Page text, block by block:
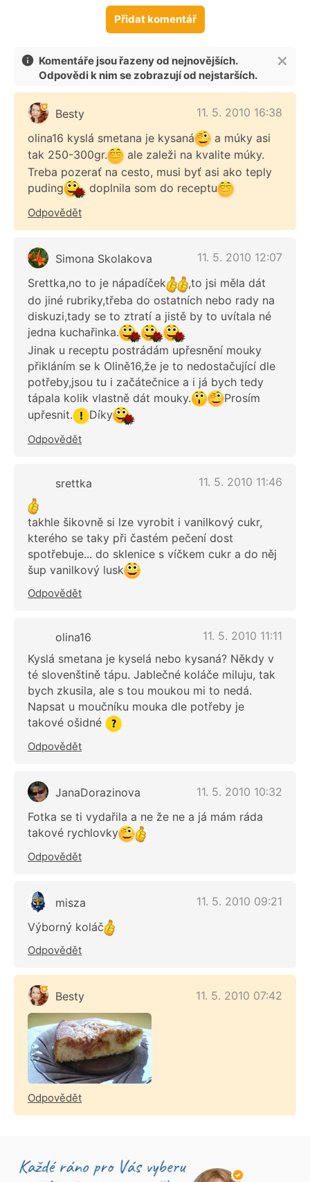
Přidat komentář
Komentáře jsou řazeny od nejnovějších.
Odpovědi k nim se zobrazují od nejstarších.
Besty
11. 5. 2010 16:38
olina16 kyslá smetana je kysaná
a múky asi
tak 250-300gr.
ale zaleži na kvalite múky.
Treba pozerať na cesto, musi byť asi ako teply
puding
doplnila som do receptu
Odpovědět
Simona Skolakova
11. 5. 2010 12:07
Srettka,no to je nápadíček
,to jsi měla dát
do jiné rubriky,třeba do ostatních nebo rady na
diskuzi,tady se to ztratí a jistě by to uvítala né
jedna kuchařinka.
Jinak u receptu postrádám upřesnění mouky
přikláním se k Olině16,že je to nedostačující dle
potřeby,jsou tu i začátečnice a i já bych tedy
tápala kolik vlastně dát mouky.
Prosím
upřesnit.
Díky
Odpovědět
srettka 11. 5. 2010 11:46
takhle šikovně si lze vyrobit i vanilkový cukr,
kterého se taky při častém pečení dost
spotřebuje... do sklenice s víčkem cukr a do něj
šup vanilkový lusk
Odpovědět
olina16
11. 5. 2010 11:11
Kyslá smetana je kyselá nebo kysaná? Někdy v
té slovenštině tápu. Jablečné koláče miluju, tak
bych zkusila, ale s tou moukou mi to nedá.
Napsat u moučníku mouka dle potřeby je
takové ošidné
Odpovědět
JanaDorazinova
11. 5. 2010 10:32
Fotka se ti vydařila a ne že ne a já mám ráda
takové rychlovky
Odpovědět
misza
11. 5. 2010 09:21
Výborný koláč
Odpovědět
Besty 11. 5. 2010 07:42
Odpovědět